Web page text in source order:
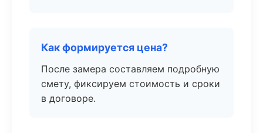
Как формируется цена?
После замера составляем подробную
смету, фиксируем стоимость и сроки
в договоре.